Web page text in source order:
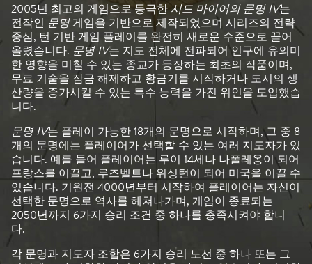
2005년 최고의 게임으로 등극한시드 마이어의 문명 IV는
전작인 문명게임을 기반으로 제작되었으며 시리즈의 전략
중심, 턴 기반 게임 플레이를 완전히 새로운 수준으로 끌어
올렸습니다. 문명 IV는 지도 전체에 전파되어 인구에 유의미
한 영향을 미칠 수 있는 종교가 등장하는 최초의 작품이며,
무료 기술을 잠금 해제하고 황금기를 시작하거나 도시의 생
산량을 증가시킬 수 있는 특수 능력을 가진 위인을 도입했습
니다.
문명 IV는 플레이 가능한 18개의 문명으로 시작하며, 그 중 8
개의 문명에는 플레이어가 선택할 수 있는 여러 지도자가 있
습니다. 예를 들어 플레이어는 루이 14세나 나폴레옹이 되어
프랑스를 이끌고, 루즈벨트나 워싱턴이 되어 미국을 이끌 수
있습니다. 기원전 4000년부터 시작하여 플레이어는 자신이
선택한 문명으로 역사를 헤쳐나가며, 게임이 종료되는
2050년까지 6가지 승리 조건 중 하나를 충족시켜야 합니
다.
각 문명과 지도자 조합은 6가지 승리 노선 중 하나 또는 그